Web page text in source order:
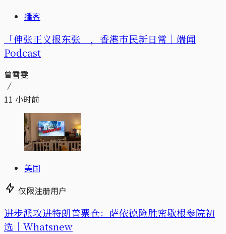
播客
「伸张正义报东张」，香港市民新日常｜端闻
Podcast
曾雪雯
11 小时前
美国
仅限注册用户
进步派攻进特朗普票仓：萨依德险胜密歇根参院初
选｜Whatsnew